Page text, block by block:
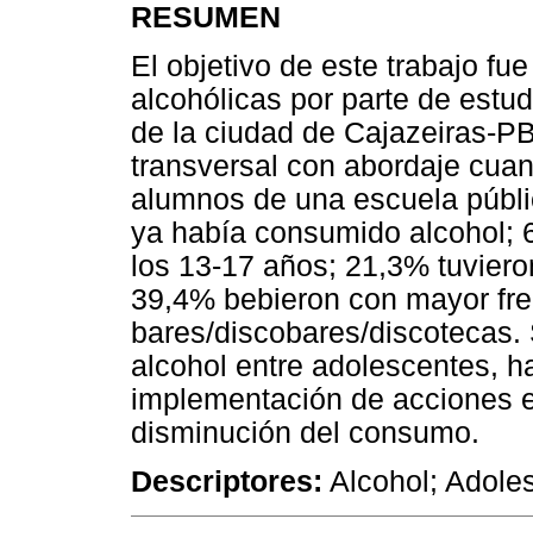
RESUMEN
El objetivo de este trabajo
alcohólicas por parte de
de la ciudad de Cajazeiras-
transversal con abordaje
alumnos de una escuela
ya había consumido alcohol;
los 13-17 años; 21,3%
39,4% bebieron con mayor
bares/discobares/
alcohol entre adolescentes,
implementación de acciones
disminución del consumo.
Descriptores: Alcohol;